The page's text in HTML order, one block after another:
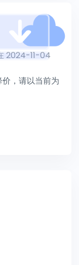
2024-11-04
，请以当前为